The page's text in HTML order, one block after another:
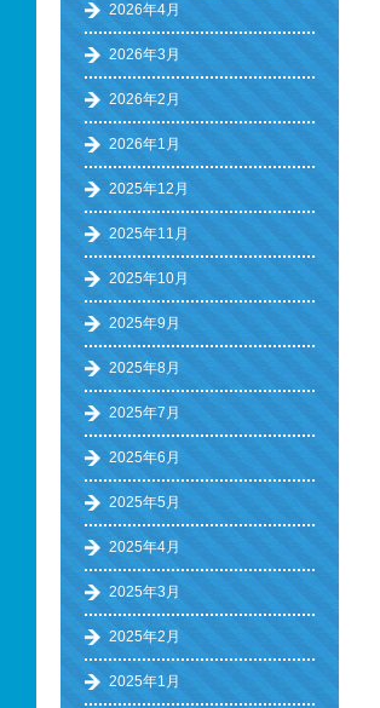
2026年4月
2026年3月
2026年2月
2026年1月
2025年12月
2025年11月
2025年10月
2025年9月
2025年8月
2025年7月
2025年6月
2025年5月
2025年4月
2025年3月
2025年2月
2025年1月